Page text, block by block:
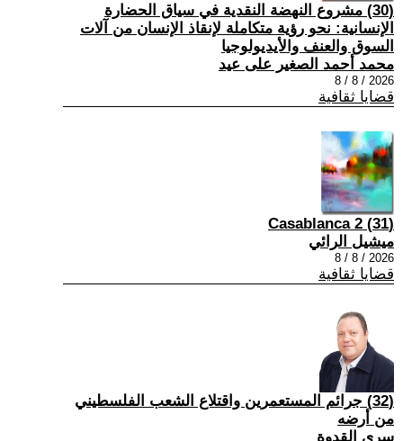
(30) مشروع النهضة النقدية في سياق الحضارة
الإنسانية: نحو رؤية متكاملة لإنقاذ الإنسان من آلات
السوق والعنف والأيديولوجيا
محمد أحمد الصغير على عيد
2026 / 8 / 8
قضايا ثقافية
(31) Casablanca 2
ميشيل الرائي
2026 / 8 / 8
قضايا ثقافية
(32) جرائم المستعمرين واقتلاع الشعب الفلسطيني
من أرضه
سري القدوة